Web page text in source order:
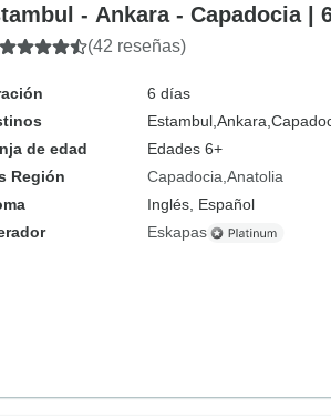
- Ankara - Capadocia |
(42 reseñas)
6 días
Estambul, Ankara,
de edad
Edades 6+
Región
Capadocia Anatolia
Inglés, Español
Eskapas